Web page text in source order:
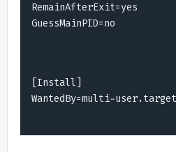
RemainAfterExit=yes
GuessMainPID=no
[Install]
WantedBy=multi-user.target